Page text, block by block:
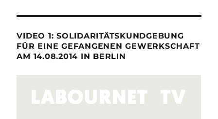
VIDEO 1: SOLIDARITÄTSKUNDGEBUNG
FÜR EINE GEFANGENEN GEWERKSCHAFT
AM 14.08.2014 IN BERLIN